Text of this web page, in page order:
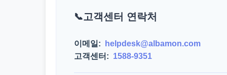
고객센터 연락처
이메일:
helpdesk@albamon.com
고객센터: 1588-9351